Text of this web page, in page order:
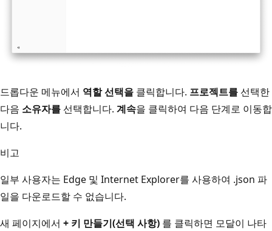
드롭다운 메뉴에서 역할 선택을 클릭합니다. 프로젝트를 선택한
다음 소유자를 선택합니다. 계속을 클릭하여 다음 단계로 이동합
니다.
비고
일부 사용자는 Edge 및 Internet Explorer를 사용하여 .json 파
일을 다운로드할 수 없습니다.
새 페이지에서 + 키 만들기(선택 사항) 를 클릭하면 모달이 나타